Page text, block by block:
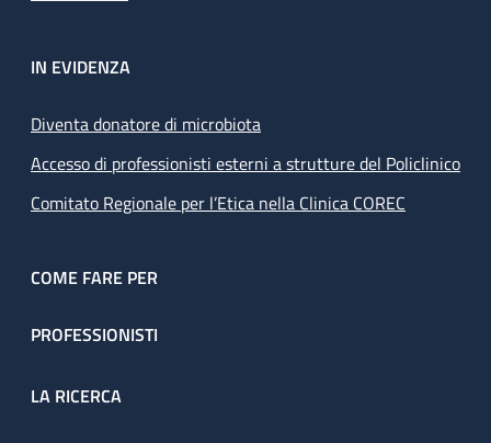
IN EVIDENZA
Diventa donatore di microbiota
Accesso di professionisti esterni a strutture del Policlinico
Comitato Regionale per l’Etica nella Clinica COREC
COME FARE PER
PROFESSIONISTI
LA RICERCA